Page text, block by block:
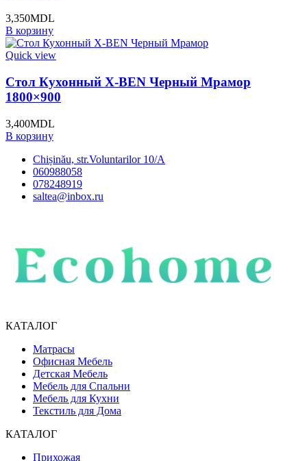
3,350MDL
В корзину
Quick view
Стол Кухонный X-BEN Черный Мрамор
1800×900
3,400MDL
В корзину
Chișinău, str.Voluntarilor 10/A
060988058
078248919
saltea@inbox.ru
КАТАЛОГ
Матрасы
Офисная Мебель
Детская Мебель
Мебель для Спальни
Мебель для Кухни
Текстиль для Дома
КАТАЛОГ
Прихожая